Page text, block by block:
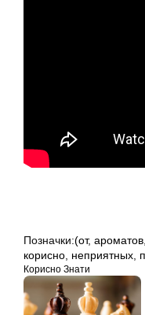
Позначки:(от, ароматов
корисно неприятных
Корисно Знати